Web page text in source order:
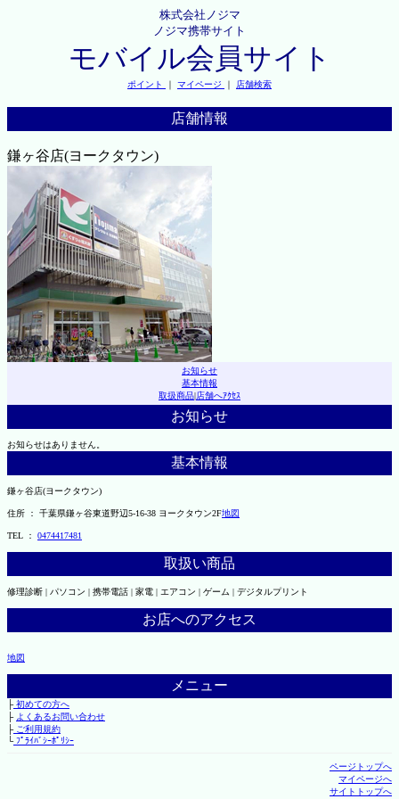
株式会社ノジマ
ノジマ携帯サイト
モバイル会員サイト
ポイント ｜ マイページ ｜ 店舗検索
店舗情報
鎌ヶ谷店(ヨークタウン)
お知らせ
基本情報
取扱商品|店舗へｱｸｾｽ
お知らせ
お知らせはありません。
基本情報
鎌ヶ谷店(ヨークタウン)
住所 ： 千葉県鎌ヶ谷東道野辺5-16-38 ヨークタウン2F地図
TEL ： 0474417481
取扱い商品
修理診断 | パソコン | 携帯電話 | 家電 | エアコン | ゲーム | デジタルプリント
お店へのアクセス
地図
メニュー
├初めての方へ
├ よくあるお問い合わせ
├ご利用規約
└ﾌﾟﾗｲﾊﾞｼｰﾎﾟﾘｼｰ
ページトップへ
マイページへ
サイトトップへ